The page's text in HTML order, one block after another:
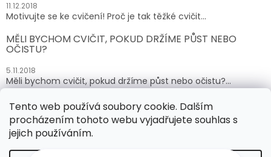
Tento web používá soubory cookie. Dalším
procházením tohoto webu vyjadřujete souhlas s
jejich používáním.
11.12.2018
Motivujte se ke cvičení! Proč je tak těžké cvičit...
MĚLI BYCHOM CVIČIT, POKUD DRŽÍME PŮST NEBO
OČISTU?
5.11.2018
Měli bychom cvičit, pokud držíme půst nebo očistu?...
ARCHIV